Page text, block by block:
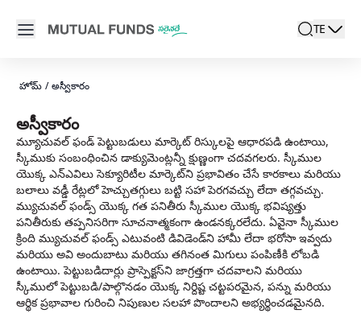
Open main menu
search
Locale
TE
active
హోమ్ / అస్వీకారం
అస్వీకారం
మ్యూచువల్ ఫండ్ పెట్టుబడులు మార్కెట్ రిస్కులపై ఆధారపడి ఉంటాయి,
స్కీముకు సంబంధించిన డాక్యుమెంట్లన్నీ క్షుణ్ణంగా చదవగలరు. స్కీముల
యొక్క ఎన్ఎవిలు సెక్యూరిటీల మార్కెట్‌ని ప్రభావితం చేసే కారకాలు మరియు
బలాలు వడ్డీ రేట్లలో హెచ్చుతగ్గులు బట్టి సహా పెరగవచ్చు లేదా తగ్గవచ్చు.
మ్యుచువల్ ఫండ్స్ యొక్క గత పనితీరు స్కీముల యొక్క భవిష్యత్తు
పనితీరుకు తప్పనిసరిగా సూచనాత్మకంగా ఉండనక్కరలేదు. ఏవైనా స్కీముల
క్రింది మ్యుచువల్ ఫండ్స్ ఎటువంటి డివిడెండ్‌ని హామీ లేదా భరోసా ఇవ్వదు
మరియు అవి అందుబాటు మరియు తగినంత మిగులు పంపిణీకి లోబడి
ఉంటాయి. పెట్టుబడిదార్లు ప్రాస్పెక్టస్‌ని జాగ్రత్తగా చదవాలని మరియు
స్కీములో పెట్టుబడి/పాల్గొనడం యొక్క నిర్దిష్ట చట్టపరమైన, పన్ను మరియు
ఆర్థిక ప్రభావాల గురించి నిపుణుల సలహా పొందాలని అభ్యర్థించడమైనది.